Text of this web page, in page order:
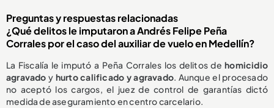
Preguntas y respuestas relacionadas
¿Qué delitos le imputaron a Andrés Felipe Peña
Corrales por el caso del auxiliar de vuelo en Medellín?
La Fiscalía le imputó a Peña Corrales los delitos dehomicidio
agravado y hurto calificado y agravado. Aunque el procesado
no aceptó los cargos, el juez de control de garantías dictó
medida de aseguramiento en centro carcelario.